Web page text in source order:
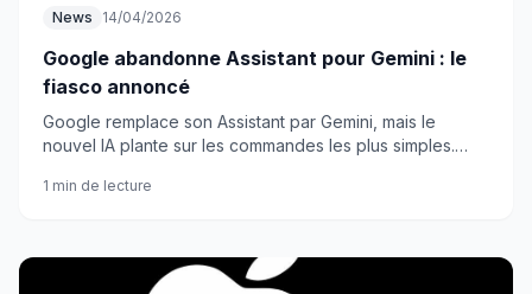
News 14/04/2026
Google abandonne Assistant pour Gemini : le
fiasco annoncé
Google remplace son Assistant par Gemini, mais le
nouvel IA plante sur les commandes les plus simples.
1 min de lecture